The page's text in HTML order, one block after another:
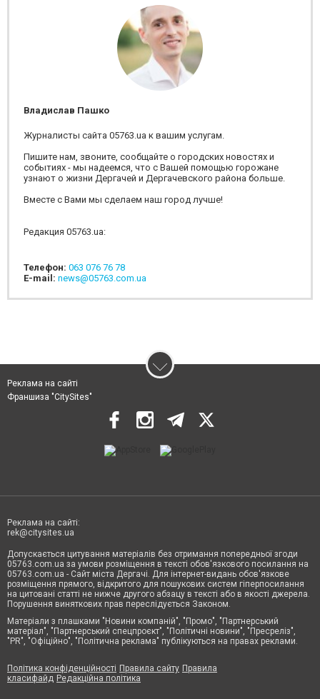
Владислав Пашко
Журналисты сайта 05763.ua к вашим услугам.
Пишите нам, звоните, сообщайте о городских новостях и
событиях - мы надеемся, что с Вашей помощью горожане
узнают о жизни Дергачей и Дергачевского района больше.
Вместе с Вами мы сделаем наш город лучше!
Редакция 05763.ua:
Телефон: 063 076 76 78
E-mail: news@05763.com.ua
Реклама на сайті
Франшиза "CitySites"
Реклама на сайті:
rek@citysites.ua
Допускається цитування матеріалів без отримання попередньої згоди
05763.com.ua за умови розміщення в тексті обов'язкового посилання на
05763.com.ua - Сайт міста Дергачі. Для інтернет-видань обов'язкове
розміщення прямого, відкритого для пошукових систем гіперпосилання
на цитовані статті не нижче другого абзацу в тексті або в якості джерела.
Порушення виняткових прав переслідується Законом.
Матеріали з плашками "Новини компаній", "Промо", "Партнерський
матеріал", "Партнерський спецпроєкт", "Політичні новини", "Пресреліз",
"PR", "Офіційно", "Політична реклама" публікуються на правах реклами.
Політика конфіденційності Правила сайту Правила
класифайд Редакційна політика